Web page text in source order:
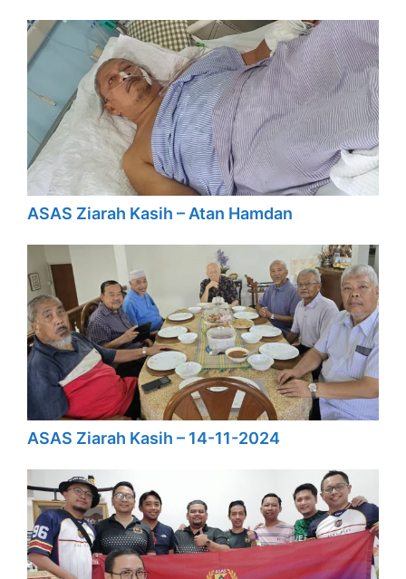
ASAS Ziarah Kasih – Atan Hamdan
ASAS Ziarah Kasih – 14-11-2024